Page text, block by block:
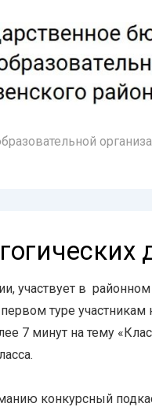
участвует в
туре
7 минут на тему
конкурсный